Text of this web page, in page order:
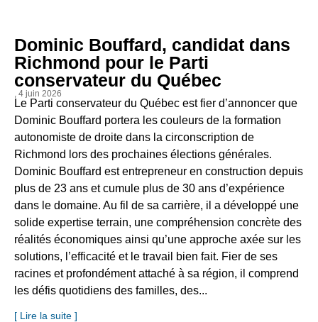
Dominic Bouffard, candidat dans
Richmond pour le Parti
conservateur du Québec
, 4 juin 2026
Le Parti conservateur du Québec est fier d’annoncer que
Dominic Bouffard portera les couleurs de la formation
autonomiste de droite dans la circonscription de
Richmond lors des prochaines élections générales.
Dominic Bouffard est entrepreneur en construction depuis
plus de 23 ans et cumule plus de 30 ans d’expérience
dans le domaine. Au fil de sa carrière, il a développé une
solide expertise terrain, une compréhension concrète des
réalités économiques ainsi qu’une approche axée sur les
solutions, l’efficacité et le travail bien fait. Fier de ses
racines et profondément attaché à sa région, il comprend
les défis quotidiens des familles, des...
[ Lire la suite ]